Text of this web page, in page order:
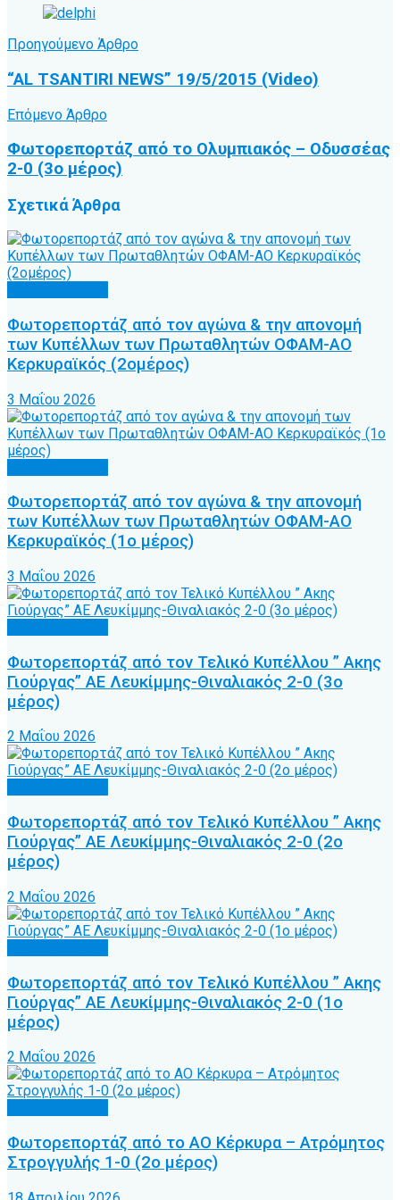
Προηγούμενο Άρθρο
“AL TSANTIRI NEWS” 19/5/2015 (Video)
Επόμενο Άρθρο
Φωτορεπορτάζ από το Ολυμπιακός – Οδυσσέας
2-0 (3ο μέρος)
ΣχετικάΆρθρα
Φωτορεπορτάζ από τον αγώνα & την απονομή
των Κυπέλλων των Πρωταθλητών ΟΦΑΜ-ΑΟ
Κερκυραϊκός (2ομέρος)
3 Μαΐου 2026
Φωτορεπορτάζ από τον αγώνα & την απονομή
των Κυπέλλων των Πρωταθλητών ΟΦΑΜ-ΑΟ
Κερκυραϊκός (1ο μέρος)
3 Μαΐου 2026
Φωτορεπορτάζ από τον Τελικό Κυπέλλου ” Ακης
Γιούργας” ΑΕ Λευκίμμης-Θιναλιακός 2-0 (3ο
μέρος)
2 Μαΐου 2026
Φωτορεπορτάζ από τον Τελικό Κυπέλλου ” Ακης
Γιούργας” ΑΕ Λευκίμμης-Θιναλιακός 2-0 (2ο
μέρος)
2 Μαΐου 2026
Φωτορεπορτάζ από τον Τελικό Κυπέλλου ” Ακης
Γιούργας” ΑΕ Λευκίμμης-Θιναλιακός 2-0 (1ο
μέρος)
2 Μαΐου 2026
Φωτορεπορτάζ από το ΑΟ Κέρκυρα – Ατρόμητος
Στρογγυλής 1-0 (2ο μέρος)